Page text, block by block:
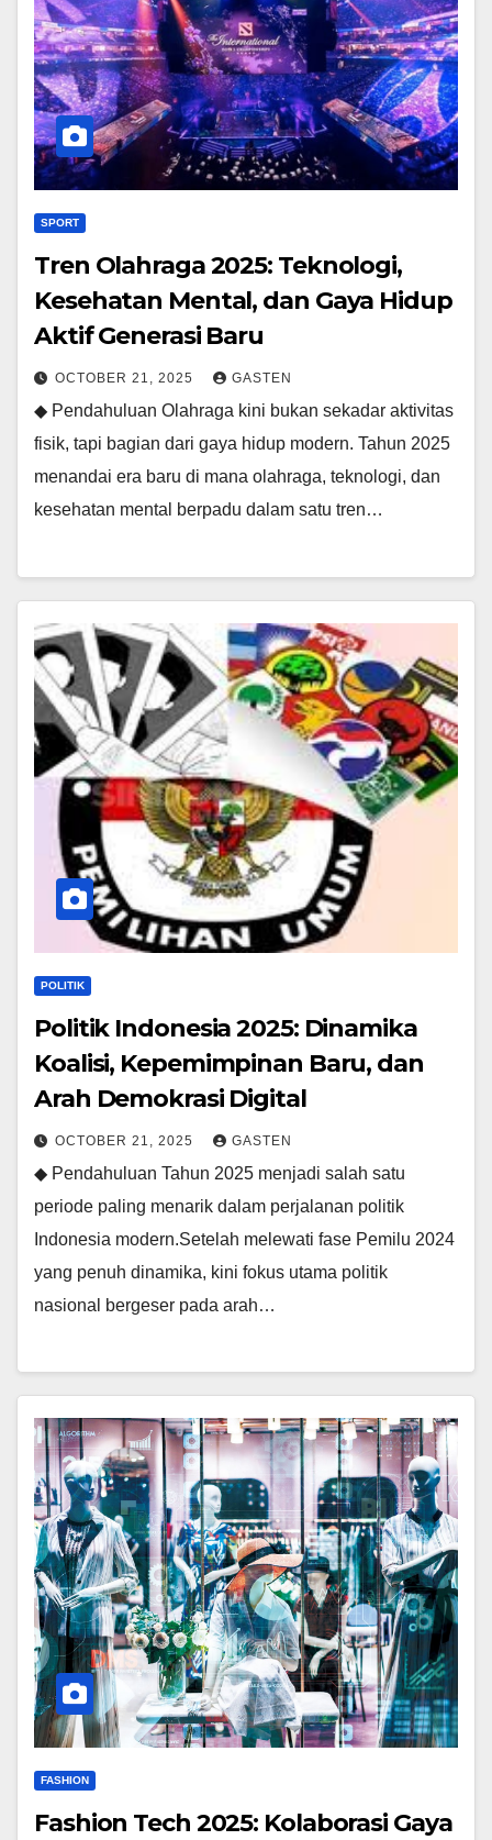
SPORT
Tren Olahraga 2025: Teknologi,
Kesehatan Mental, dan Gaya Hidup
Aktif Generasi Baru
OCTOBER 21, 2025 GASTEN
◆ Pendahuluan Olahraga kini bukan sekadar aktivitas
fisik, tapi bagian dari gaya hidup modern. Tahun 2025
menandai era baru di mana olahraga, teknologi, dan
kesehatan mental berpadu dalam satu tren…
POLITIK
Politik Indonesia 2025: Dinamika
Koalisi, Kepemimpinan Baru, dan
Arah Demokrasi Digital
OCTOBER 21, 2025 GASTEN
◆ Pendahuluan Tahun 2025 menjadi salah satu
periode paling menarik dalam perjalanan politik
Indonesia modern.Setelah melewati fase Pemilu 2024
yang penuh dinamika, kini fokus utama politik
nasional bergeser pada arah…
FASHION
Fashion Tech 2025: Kolaborasi Gaya